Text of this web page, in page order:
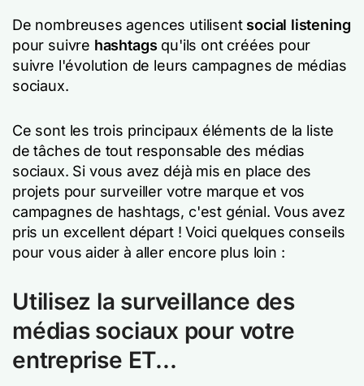
De nombreuses agences utilisent social listening
pour suivre hashtags qu'ils ont créées pour
suivre l'évolution de leurs campagnes de médias
sociaux.
Ce sont les trois principaux éléments de la liste
de tâches de tout responsable des médias
sociaux. Si vous avez déjà mis en place des
projets pour surveiller votre marque et vos
campagnes de hashtags, c'est génial. Vous avez
pris un excellent départ ! Voici quelques conseils
pour vous aider à aller encore plus loin :
Utilisez la surveillance des
médias sociaux pour votre
entreprise ET...